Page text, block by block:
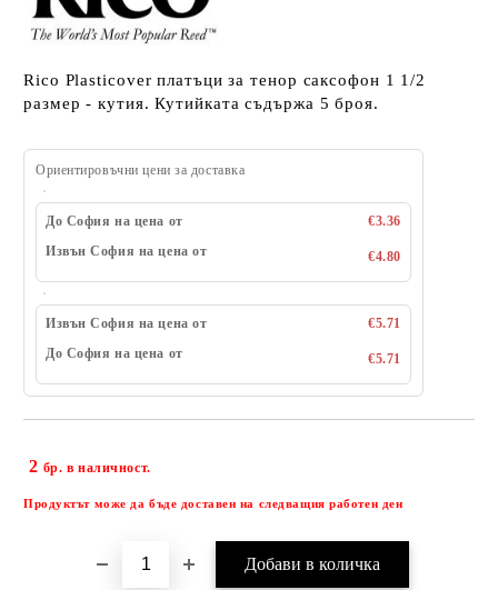
Rico Plasticover платъци за тенор саксофон 1 1/2
размер - кутия. Кутийката съдържа 5 броя.
Ориентировъчни цени за доставка
До София на цена от
€3.36
Извън София на цена от
€4.80
Извън София на цена от
€5.71
До София на цена от
€5.71
2 бр. в наличност.
Продуктът може да бъде доставен на следващия работен ден